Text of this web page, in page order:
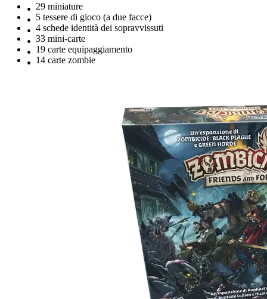
29 miniature
5 tessere di gioco (a due facce)
4 schede identità dei sopravvissuti
33 mini-carte
19 carte equipaggiamento
14 carte zombie